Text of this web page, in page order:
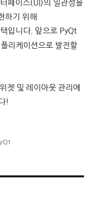
페이스(UI)의 일관성을
하기 위해
입니다. 앞으로 PyQt
리케이션으로 발전할
젯 및 레이아웃 관리에
!